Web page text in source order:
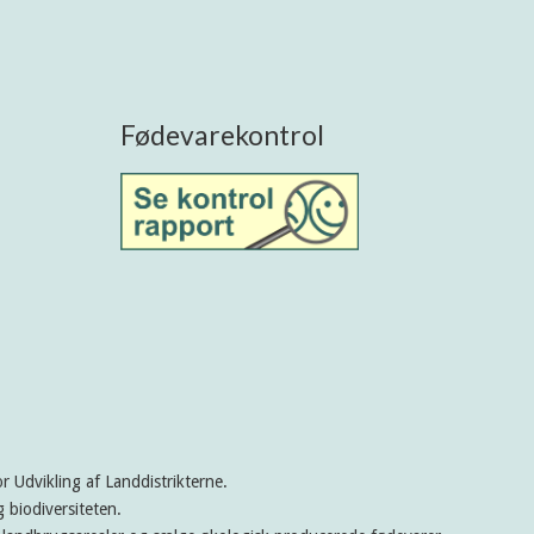
Fødevarekontrol
Udvikling af Landdistrikterne.
biodiversiteten.